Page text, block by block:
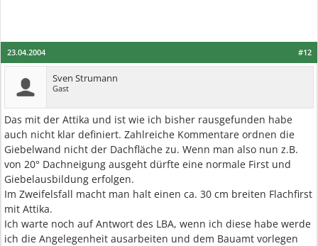
#12
23.04.2004
Sven Strumann
Gast
Das mit der Attika und ist wie ich bisher rausgefunden habe
auch nicht klar definiert. Zahlreiche Kommentare ordnen die
Giebelwand nicht der Dachfläche zu. Wenn man also nun z.B.
von 20° Dachneigung ausgeht dürfte eine normale First und
Giebelausbildung erfolgen.
Im Zweifelsfall macht man halt einen ca. 30 cm breiten Flachfirst
mit Attika.
Ich warte noch auf Antwort des LBA, wenn ich diese habe werde
ich die Angelegenheit ausarbeiten und dem Bauamt vorlegen